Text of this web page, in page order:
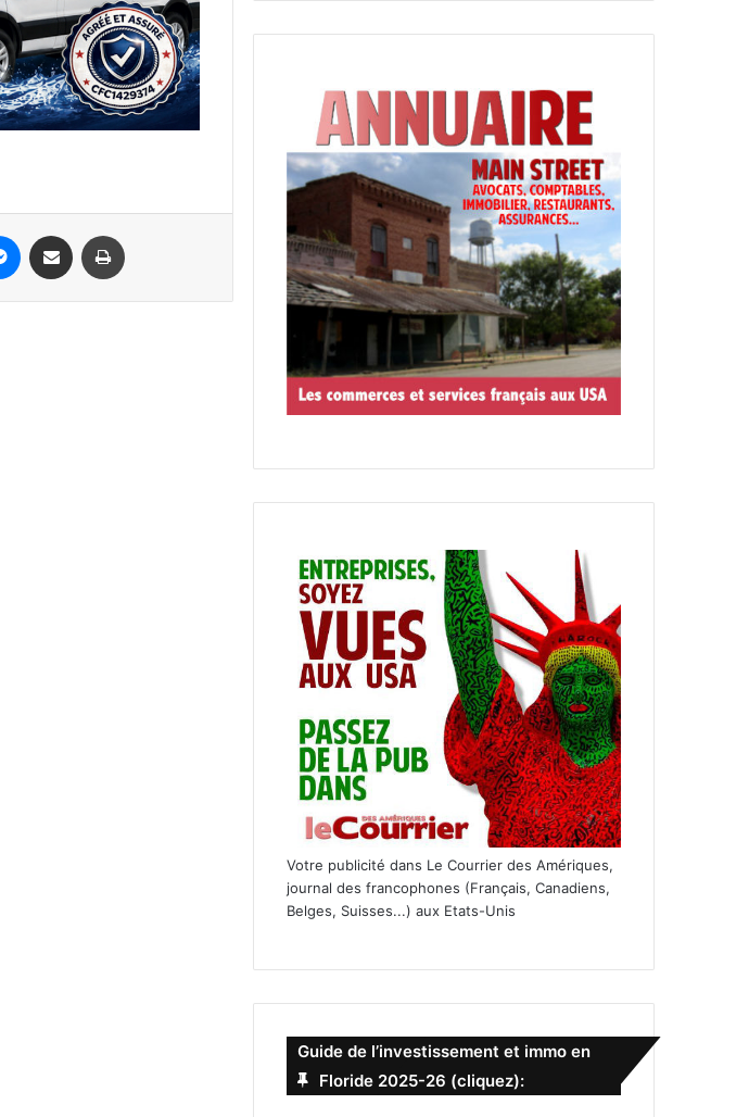
Votre publicité dans Le Courrier des Amériques,
journal des francophones (Français, Canadiens,
Belges, Suisses...) aux Etats-Unis
Guide de l’investissement et immo en
Floride 2025-26 (cliquez):